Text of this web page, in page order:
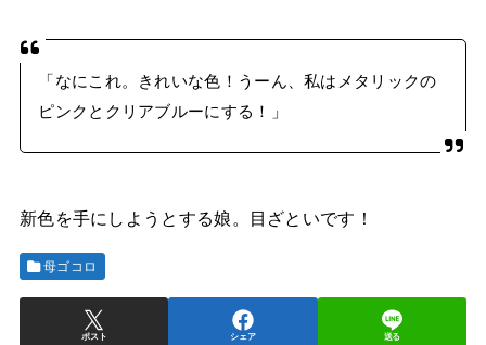
「なにこれ。きれいな色！うーん、私はメタリックの
ピンクとクリアブルーにする！」
新色を手にしようとする娘。目ざといです！
母ゴコロ
ポスト シェア 送る